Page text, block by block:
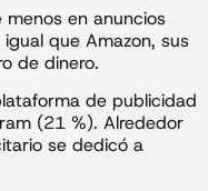
en anuncios
que Amazon, sus
de dinero.
de publicidad
(21 %). Alrededor
se dedicó a